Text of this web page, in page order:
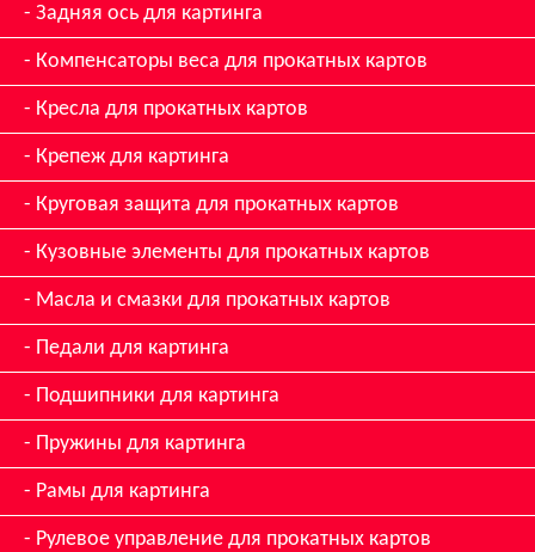
Задняя ось для картинга
Компенсаторы веса для прокатных картов
Кресла для прокатных картов
Крепеж для картинга
Круговая защита для прокатных картов
Кузовные элементы для прокатных картов
Масла и смазки для прокатных картов
Педали для картинга
Подшипники для картинга
Пружины для картинга
Рамы для картинга
Рулевое управление для прокатных картов